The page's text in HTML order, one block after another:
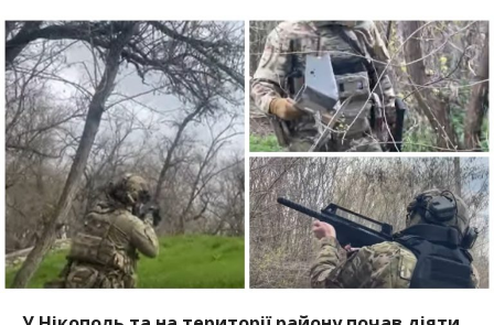
УНікопольта на території району почав діяти
зведений антидроновий підрозділ батальйону
поліції особливого призначення «Яструб». Його
створили для посилення захисту цивільного
населення та критичної інфраструктури в
умовах постійних ворожих атак із повітря. У
складі підрозділу — дільничні, слідчі та
оперативники, а також бійці з бойовим
досвідом. Значна частина команди — місцеві
поліцейські, які добре орієнтуються в районі та
розуміють специфіку служби у прифронтовому